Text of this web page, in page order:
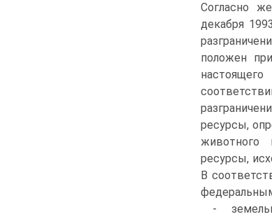
Согласно
декабря
положен
ресурсы,
животного
ресурсы,
В
-